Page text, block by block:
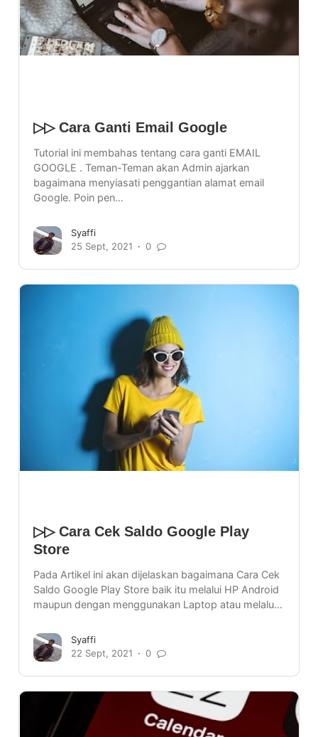
▷▷ Cara Ganti Email Google
Tutorial ini membahas tentang cara ganti EMAIL
GOOGLE . Teman-Teman akan Admin ajarkan
bagaimana menyiasati penggantian alamat email
Google. Poin pen…
Syaffi
25 Sept, 2021
0
▷▷ Cara Cek Saldo Google Play
Store
Pada Artikel ini akan dijelaskan bagaimana Cara Cek
Saldo Google Play Store baik itu melalui HP Android
maupun dengan menggunakan Laptop atau melalu…
Syaffi
22 Sept, 2021
0